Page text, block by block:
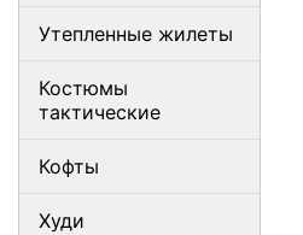
Утепленные жилеты
Костюмы
тактические
Кофты
Худи